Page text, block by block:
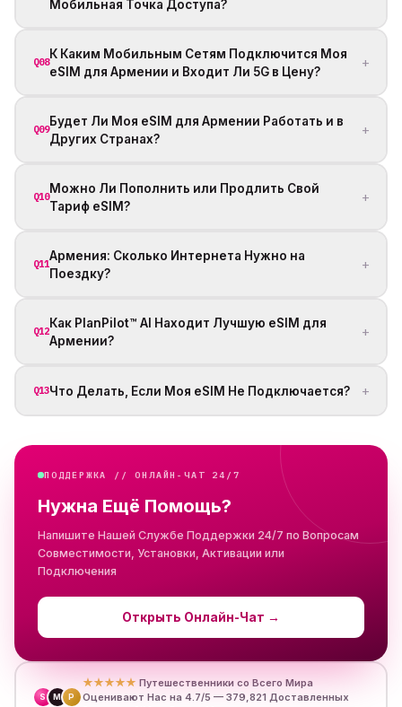
Мобильная Точка Доступа?
Q08
К Каким Мобильным Сетям Подключится Моя
eSIM для Армении и Входит Ли 5G в Цену?
+
Q09
Будет Ли Моя eSIM для Армении Работать и в
Других Странах?
+
Q10
Можно Ли Пополнить или Продлить Свой
Тариф eSIM?
+
Q11
Армения: Сколько Интернета Нужно на
Поездку?
+
Q12
Как PlanPilot™ AI Находит Лучшую eSIM для
Армении?
+
Q13Что Делать, Если Моя eSIM Не Подключается? +
ПОДДЕРЖКА // ОНЛАЙН-ЧАТ 24/7
Нужна Ещё Помощь?
Напишите Нашей Службе Поддержки 24/7 по Вопросам
Совместимости, Установки, Активации или
Подключения
Открыть Онлайн-Чат →
S M P
★★★★★ Путешественники со Всего Мира
Оценивают Нас на 4.7/5 — 379,821 Доставленных